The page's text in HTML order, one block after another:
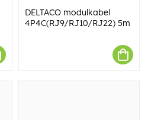
DELTACO modulkabel
4P4C(RJ9/RJ10/RJ22) 5m